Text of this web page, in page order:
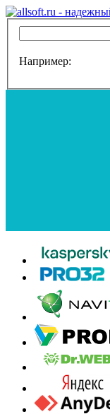
Например: